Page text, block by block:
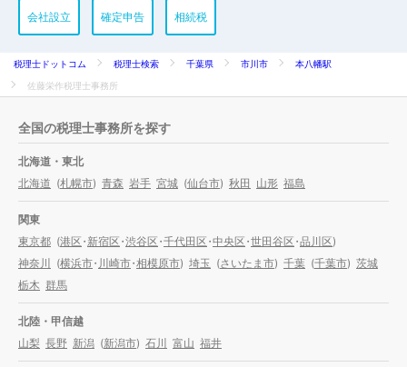
会社設立 確定申告 相続税
税理士ドットコム 税理士検索 千葉県 市川市
本八幡駅
佐藤栄作税理士事務所
全国の税理士事務所を探す
北海道・東北
北海道 (札幌市) 青森 岩手 宮城 (仙台市) 秋田 山形 福島
関東
東京都 (港区・新宿区・渋谷区・千代田区・中央区・世田谷区・品川区)
神奈川 (横浜市・川崎市・相模原市) 埼玉 (さいたま市) 千葉 (千葉市) 茨城
栃木 群馬
北陸・甲信越
山梨 長野 新潟 (新潟市) 石川 富山 福井